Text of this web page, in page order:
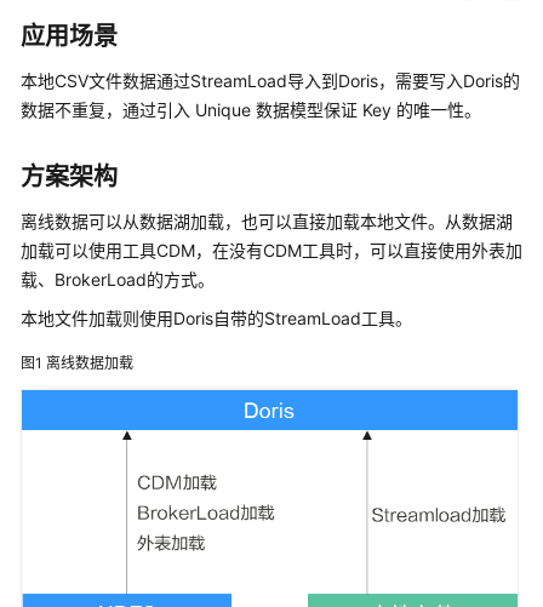
服
务
公
告
产
品
介
绍
费
说
快
户
应用场景
本地CSV文件数据通过StreamLoad导入到Doris，需要写入Doris的
数据不重复，通过引入 Unique 数据模型保证 Key 的唯一性。
方案架构
离线数据可以从数据湖加载，也可以直接加载本地文件。从数据湖
加载可以使用工具CDM，在没有CDM工具时，可以直接使用外表加
载、BrokerLoad的方式。
本地文件加载则使用Doris自带的StreamLoad工具。
图1 离线数据加载